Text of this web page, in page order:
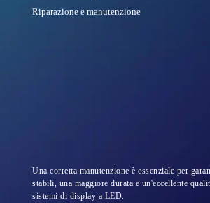
Riparazione e manutenzione
Una corretta manutenzione è essenziale per
stabili, una maggiore durata e un'eccellente
sistemi di display a LED.